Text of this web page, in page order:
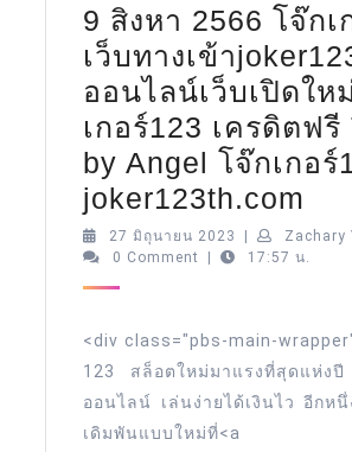
9 สิงหา 2566 โจ๊กเ
เว็บทางเข้า
ออนไลน์เว็บเปิดให
เกอร์123 เครดิตฟรี
by Angel โจ๊กเกอร์
joker123th.com
สิง
หา
โจ๊
เก
เว็บ
27 มิถุนายน 2023 27
มิถุนายน
Zachary
0 Comment
17:57 น.
<div class="pbs-main-
123 สล็อตใหม่มาแรงที่สุดแห่งปี
ออนไลน์ เล่นง่ายได้เงินไว อีกห
เดิมพันแบบใหม่ที่<a